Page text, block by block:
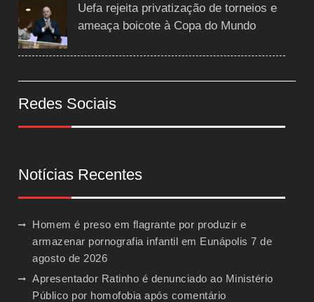
Uefa rejeita privatização de torneios e
ameaça boicote à Copa do Mundo
Redes Sociais
Notícias Recentes
Homem é preso em flagrante por produzir e
armazenar pornografia infantil em Eunápolis 7 de
agosto de 2026
Apresentador Ratinho é denunciado ao Ministério
Público por homofobia após comentário